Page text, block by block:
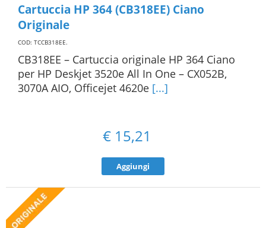
Cartuccia HP 364 (CB318EE) Ciano
Originale
COD: TCCB318EE.
CB318EE – Cartuccia originale HP 364 Ciano
per HP Deskjet 3520e All In One – CX052B,
3070A AIO, Officejet 4620e [...]
€ 15,21
Aggiungi